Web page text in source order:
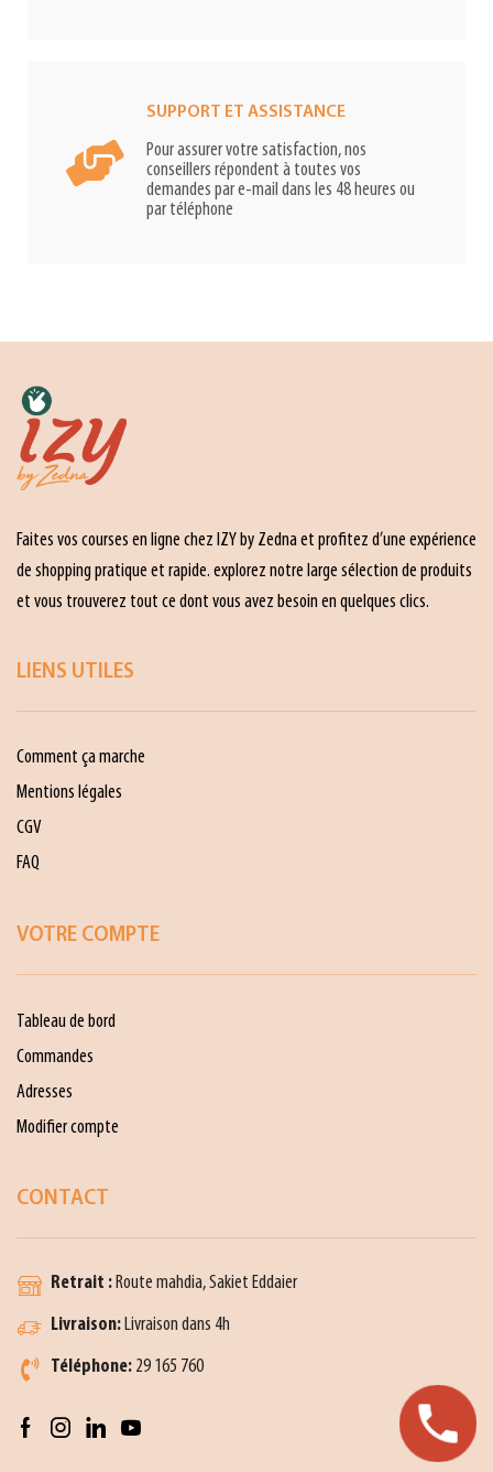
SUPPORT ET ASSISTANCE
Pour assurer votre satisfaction, nos
conseillers répondent à toutes vos
demandes par e-mail dans les 48 heures ou
par téléphone
Faites vos courses en ligne chez IZY by Zedna et profitez d’une expérience
de shopping pratique et rapide. explorez notre large sélection de produits
et vous trouverez tout ce dont vous avez besoin en quelques clics.
LIENS UTILES
Comment ça marche
Mentions légales
CGV
FAQ
VOTRE COMPTE
Tableau de bord
Commandes
Adresses
Modifier compte
CONTACT
Retrait :Route mahdia, Sakiet Eddaier
Livraison:Livraison dans 4h
Téléphone: 29 165 760